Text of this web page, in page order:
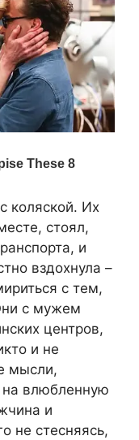
коляской. Их
стоял,
и
вздохнула –
с тем,
с мужем
центров,
и не
мысли,
влюбленную
и
не стесняясь,